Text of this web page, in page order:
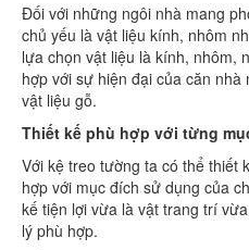
Đối với những ngôi nhà mang
chủ yếu là vật liệu kính, nhôm
lựa chọn vật liệu là kính, nhôm,
hợp với sự hiện đại của căn
vật liệu gỗ.
Thiết kế phù hợp với từng
Với kệ treo tường ta có thể thiết
hợp với mục đích sử dụng của
kế tiện lợi vừa là vật trang trí
lý phù hợp.